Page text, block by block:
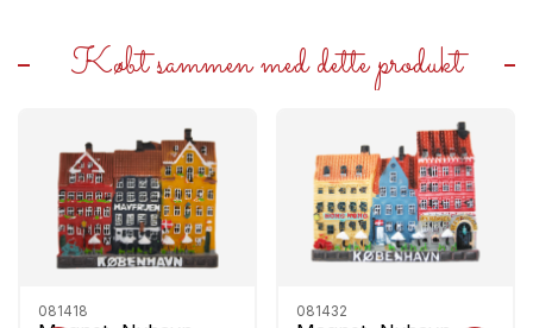
Købt sammen med dette produkt
081418 081432